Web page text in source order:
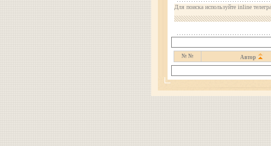
Для поиска используйте inline
№ № Автор